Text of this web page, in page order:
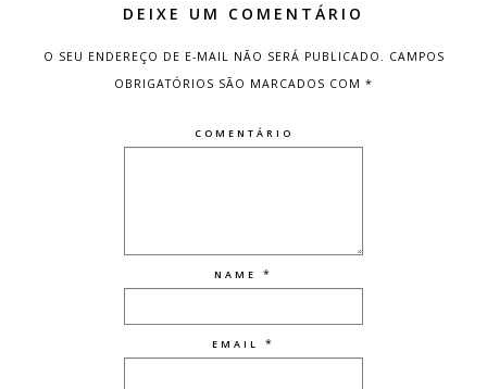
DEIXE UM COMENTÁRIO
O SEU ENDEREÇO DE E-MAIL NÃO SERÁ PUBLICADO.
CAMPOS
OBRIGATÓRIOS SÃO MARCADOS COM *
COMENTÁRIO
NAME *
EMAIL *